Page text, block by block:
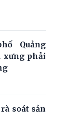
Quảng
xưng phải
soát sản